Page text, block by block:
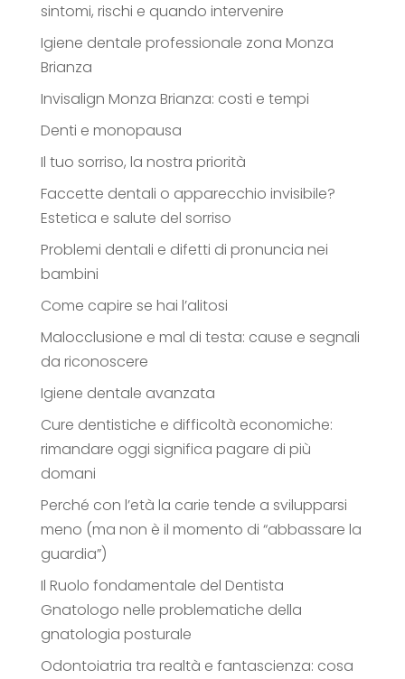
sintomi, rischi e quando intervenire
Igiene dentale professionale zona Monza
Brianza
Invisalign Monza Brianza: costi e tempi
Denti e monopausa
Il tuo sorriso, la nostra priorità
Faccette dentali o apparecchio invisibile?
Estetica e salute del sorriso
Problemi dentali e difetti di pronuncia nei
bambini
Come capire se hai l’alitosi
Malocclusione e mal di testa: cause e segnali
da riconoscere
Igiene dentale avanzata
Cure dentistiche e difficoltà economiche:
rimandare oggi significa pagare di più
domani
Perché con l’età la carie tende a svilupparsi
meno (ma non è il momento di “abbassare la
guardia”)
Il Ruolo fondamentale del Dentista
Gnatologo nelle problematiche della
gnatologia posturale
Odontoiatria tra realtà e fantascienza: cosa